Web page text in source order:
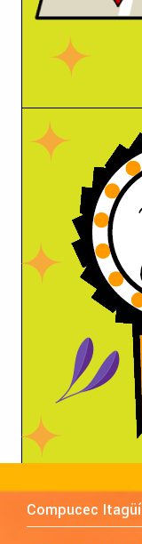
Compucec Itagüí